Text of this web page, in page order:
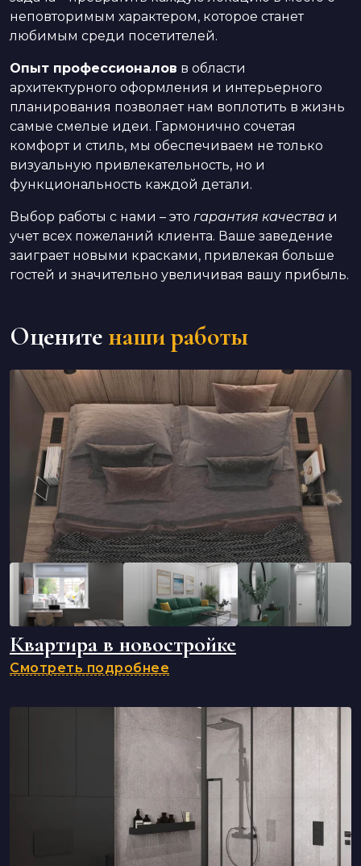
неповторимым характером, которое станет
любимым среди посетителей.
Опыт профессионалов в области
архитектурного оформления и интерьерного
планирования позволяет нам воплотить в жизнь
самые смелые идеи. Гармонично сочетая
комфорт и стиль, мы обеспечиваем не только
визуальную привлекательность, но и
функциональность каждой детали.
Выбор работы с нами – это гарантия качества и
учет всех пожеланий клиента. Ваше заведение
заиграет новыми красками, привлекая больше
гостей и значительно увеличивая вашу прибыль.
Оцените наши работы
Квартира в новостройке
Смотреть подробнее